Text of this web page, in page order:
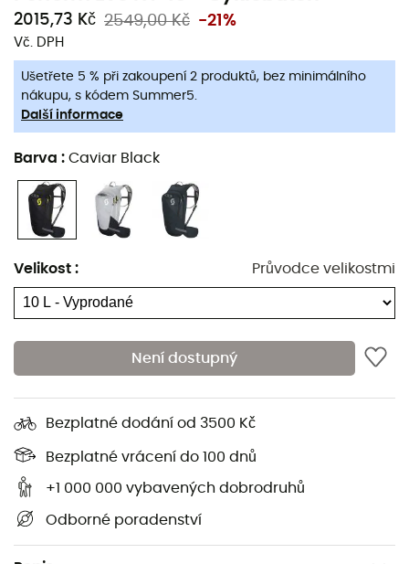
2015,73 Kč 2549,00 Kč -21%
Vč. DPH
Ušetřete 5 % při zakoupení 2 produktů, bez minimálního
nákupu, s kódem Summer5.
Další informace
Barva : Caviar Black
Velikost : Průvodce velikostmi
Není dostupný
Bezplatné dodání od 3500 Kč
Bezplatné vrácení do 100 dnů
+1 000 000 vybavených dobrodruhů
Odborné poradenství
Vnější tkanina: 100 % polyamid
Rezervoár Hydrapak 2 L s uzamykatelným
uzávěrem
Magnetické uchycení na obou ramenních
popruzích pro hydratační hadičku
Ultra lehké a prodyšné ramenní popruhy
Nastavení ramenních popruhů pomocí
kompresního systému
Integrovaná přední kapsa na nářadí
Rozšiřitelné boční kapsy
Uchycení na přilbu XC
Kamuflovaný kompresní systém
Elastická kapsa na bederním pásu
Reflexní loga
Tisk prvních pomocí a bezpečnostních pokynů
Objem: 10 L
Výška: 51 cm